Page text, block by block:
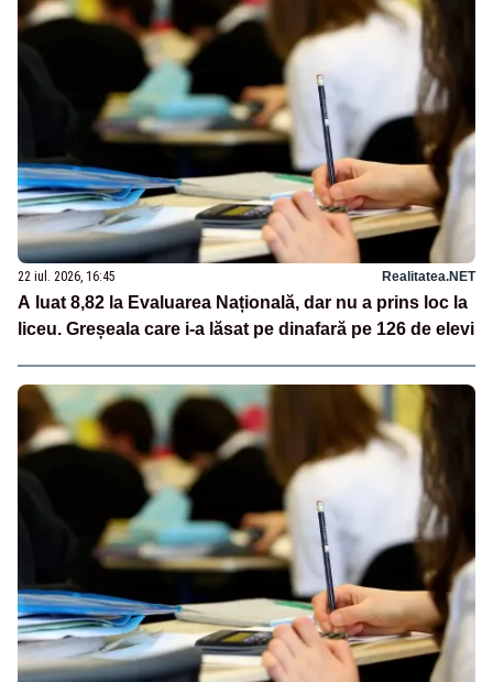
22 iul. 2026, 16:45 Realitatea.NET
A luat 8,82 la Evaluarea Națională, dar nu a prins loc la
liceu. Greșeala care i-a lăsat pe dinafară pe 126 de elevi